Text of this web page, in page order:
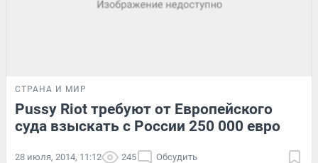
СТРАНА И МИР
Pussy Riot требуют от Европейского
суда взыскать с России 250 000 евро
28 июля, 2014, 11:12 245 Обсудить